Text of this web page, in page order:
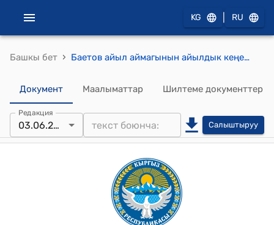
KG RU
Башкы бет › Баетов айыл аймагынын айылдык кеңешинин 2025-жылдын 3-июнундагы №5/12 "“Орто-Сырт” калктуу конуштагы китепканачынын штаттык бирдигин жоюу, китепкананын китеп фондун жана материалдык баалуулуктарын тиешелүү мекемеге өткөрүп берүү жөнүндө" Токтому
Документ Маалыматтар Шилтеме документтер
Редакция
03.06.2025 Салыштыруу